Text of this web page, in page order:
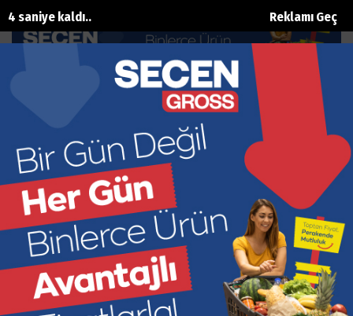
Reklamı Geç
3 saniye kaldı..
Akdeniz Üniversitesi Hastanesi’ne
Anjiyografi Cihazı Bağışı
Ana Sayfa Sağlik